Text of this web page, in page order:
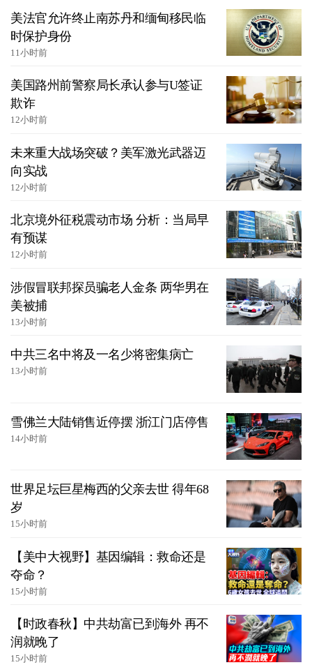
美法官允许终止南苏丹和缅甸移民临
时保护身份
11小时前
美国路州前警察局长承认参与U签证
欺诈
12小时前
未来重大战场突破？美军激光武器迈
向实战
12小时前
北京境外征税震动市场 分析：当局早
有预谋
12小时前
涉假冒联邦探员骗老人金条 两华男在
美被捕
13小时前
中共三名中将及一名少将密集病亡
13小时前
雪佛兰大陆销售近停摆 浙江门店停售
14小时前
世界足坛巨星梅西的父亲去世 得年68
岁
15小时前
【美中大视野】基因编辑：救命还是
夺命？
15小时前
【时政春秋】中共劫富已到海外 再不
润就晚了
15小时前